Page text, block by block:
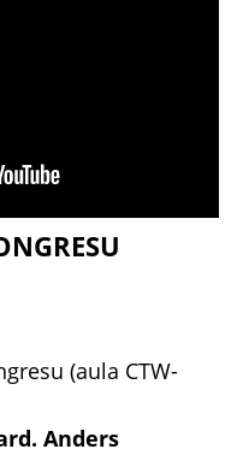
(aula CTW-
Anders